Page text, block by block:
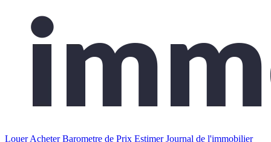
Louer Acheter Barometre de Prix Estimer Journal de l'immobilier